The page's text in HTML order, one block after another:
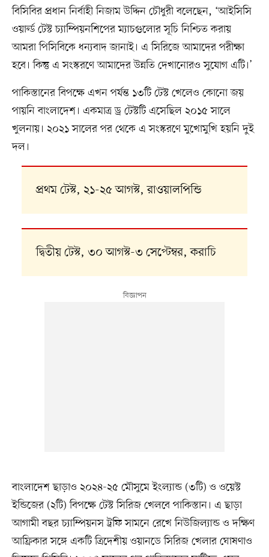
বিসিবির প্রধান নির্বাহী নিজাম উদ্দিন চৌধুরী বলেছেন, ‘আইসিসি
ওয়ার্ল্ড টেস্ট চ্যাম্পিয়নশিপের ম্যাচগুলোর সূচি নিশ্চিত করায়
আমরা পিসিবিকে ধন্যবাদ জানাই। এ সিরিজে আমাদের পরীক্ষা
হবে। কিন্তু এ সংস্করণে আমাদের উন্নতি দেখানোরও সুযোগ এটি।’
পাকিস্তানের বিপক্ষে এখন পর্যন্ত ১৩টি টেস্ট খেলেও কোনো জয়
পায়নি বাংলাদেশ। একমাত্র ড্র টেস্টটি এসেছিল ২০১৫ সালে
খুলনায়। ২০২১ সালের পর থেকে এ সংস্করণে মুখোমুখি হয়নি দুই
দল।
প্রথম টেস্ট, ২১-২৫ আগস্ট, রাওয়ালপিন্ডি
দ্বিতীয় টেস্ট, ৩০ আগস্ট-৩ সেপ্টেম্বর, করাচি
বাংলাদেশ ছাড়াও ২০২৪-২৫ মৌসুমে ইংল্যান্ড (৩টি) ও ওয়েস্ট
ইন্ডিজের (২টি) বিপক্ষে টেস্ট সিরিজ খেলবে পাকিস্তান। এ ছাড়া
আগামী বছর চ্যাম্পিয়নস ট্রফি সামনে রেখে নিউজিল্যান্ড ও দক্ষিণ
আফ্রিকার সঙ্গে একটি ত্রিদেশীয় ওয়ানডে সিরিজ খেলার ঘোষণাও